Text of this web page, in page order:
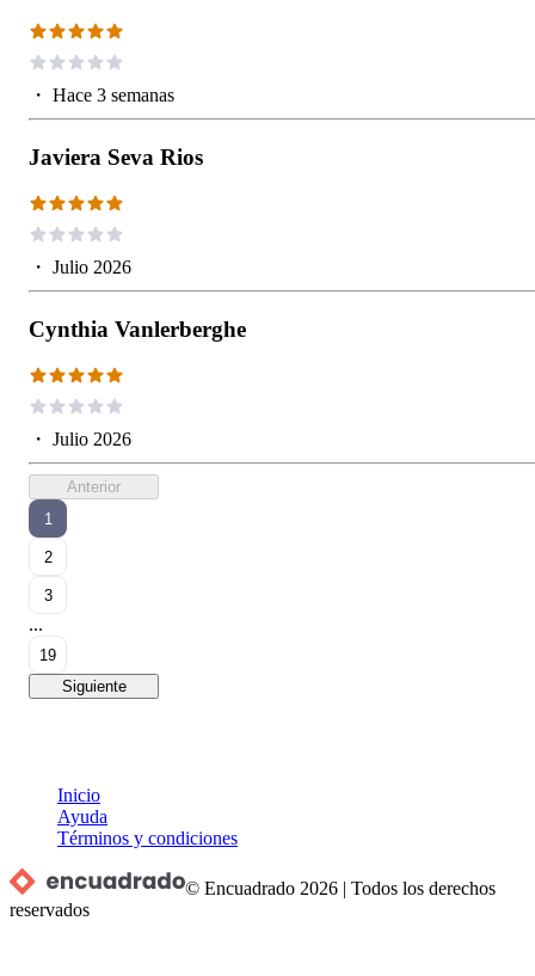
・ Hace 3 semanas
Javiera Seva Rios
・ Julio 2026
Cynthia Vanlerberghe
・ Julio 2026
Anterior
1
2
3
...
19
Siguiente
Inicio
Ayuda
Términos y condiciones
© Encuadrado 2026 |Todos los derechos
reservados